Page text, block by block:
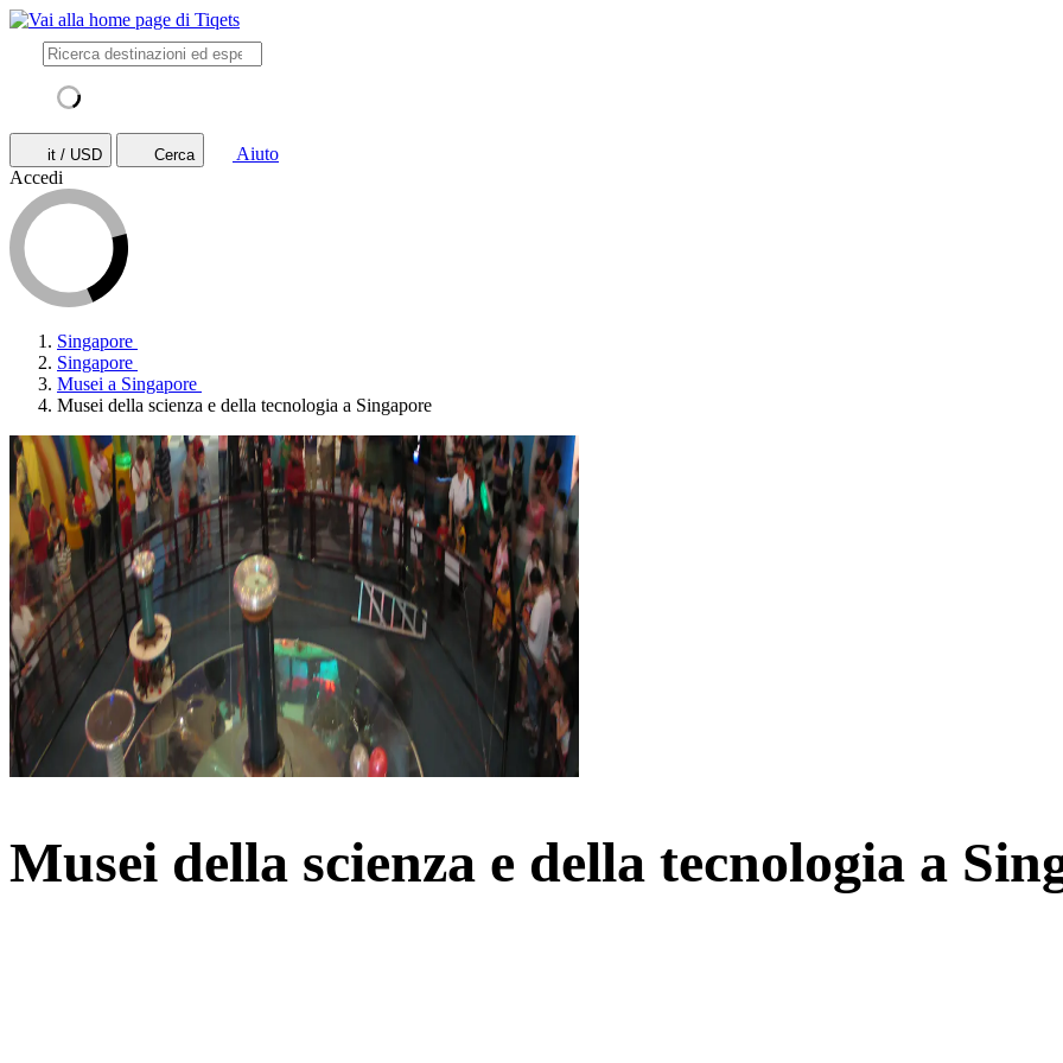
it / USD Cerca
Aiuto
Accedi
Singapore
Singapore
Musei a Singapore
Musei della scienza e della tecnologia a Singapore
Musei della scienza e della tecnologia a